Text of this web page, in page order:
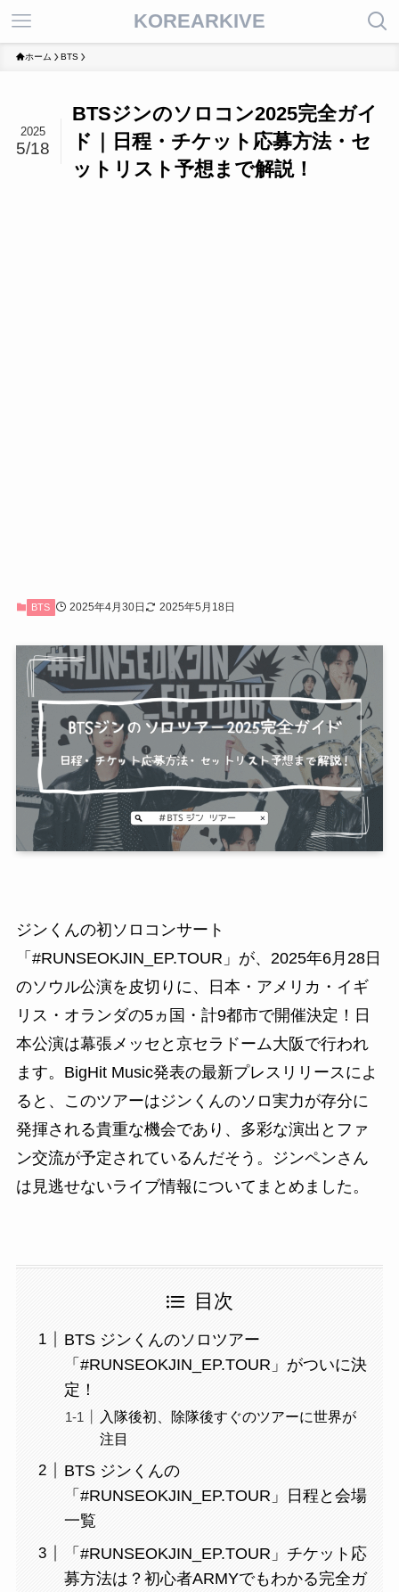
KOREARKIVE
ホーム BTS
BTSジンのソロコン2025完全ガイ
ド｜日程・チケット応募方法・セ
ットリスト予想まで解説！
2025
5/18
BTS 2025年4月30日 2025年5月18日
ジンくんの初ソロコンサート
「#RUNSEOKJIN_EP.TOUR」が、2025年6月28日
のソウル公演を皮切りに、日本・アメリカ・イギ
リス・オランダの5ヵ国・計9都市で開催決定！日
本公演は幕張メッセと京セラドーム大阪で行われ
ます。BigHit Music発表の最新プレスリリースによ
ると、このツアーはジンくんのソロ実力が存分に
発揮される貴重な機会であり、多彩な演出とファ
ン交流が予定されているんだそう。ジンペンさん
は見逃せないライブ情報についてまとめました。
目次
BTS ジンくんのソロツアー
「#RUNSEOKJIN_EP.TOUR」がついに決
定！
入隊後初、除隊後すぐのツアーに世界が
注目
BTS ジンくんの
「#RUNSEOKJIN_EP.TOUR」日程と会場
一覧
「#RUNSEOKJIN_EP.TOUR」チケット応
募方法は？初心者ARMYでもわかる完全ガ